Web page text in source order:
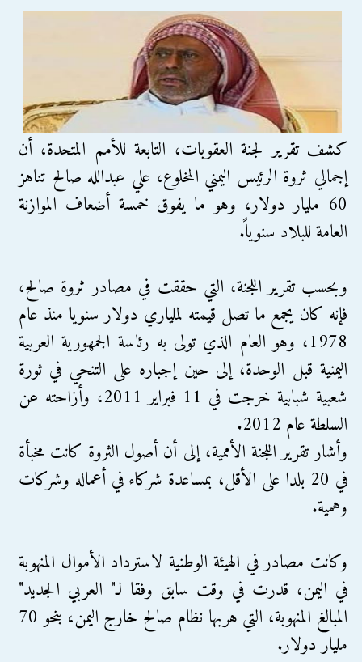
كشف تقرير لجنة العقوبات، التابعة للأمم المتحدة، أن
إجمالي ثروة الرئيس اليمني المخلوع، علي عبدالله صالح تناهز
60 مليار دولار، وهو ما يفوق خمسة أضعاف الموازنة
العامة للبلاد سنوياً.
وبحسب تقرير اللجنة، التي حققت في مصادر ثروة صالح،
فإنه كان يجمع ما تصل قيمته لملياري دولار سنويا منذ عام
1978، وهو العام الذي تولى به رئاسة الجمهورية العربية
اليمنية قبل الوحدة، إلى حين إجباره على التنحي في ثورة
شعبية شبابية خرجت في 11 فبراير 2011، وأزاحته عن
السلطة عام 2012.
وأشار تقرير اللجنة الأممية، إلى أن أصول الثروة كانت مخبأة
في 20 بلدا على الأقل، بمساعدة شركاء في أعماله وشركات
وهمية.
وكانت مصادر في الهيئة الوطنية لاسترداد الأموال المنهوبة
في اليمن، قدرت في وقت سابق وفقا لـ" العربي الجديد"
المبالغ المنهوبة، التي هربها نظام صالح خارج اليمن، بنحو 70
مليار دولار.